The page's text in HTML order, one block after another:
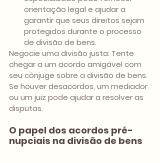
orientação legal e ajudar a
garantir que seus direitos sejam
protegidos durante o processo
de divisão de bens.
Negocie uma divisão justa: Tente
chegar a um acordo amigável com
seu cônjuge sobre a divisão de bens.
Se houver desacordos, um mediador
ou um juiz pode ajudar a resolver as
disputas.
O papel dos acordos pré-
nupciais na divisão de bens